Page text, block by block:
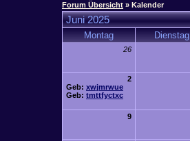
Forum Übersicht » Kalender
Juni 2025
Montag Dienstag
26
2
Geb: xwjmrwue
Geb: tmttfyctxc
9